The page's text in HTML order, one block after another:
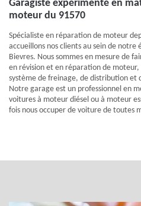
Garagiste expérimenté en
moteur du 91570
Spécialiste en réparation de moteur
accueillons nos clients au sein de notre
Bievres. Nous sommes en mesure de
en révision et en réparation de
système de freinage, de distribution et
Notre garage est un professionnel en
voitures à moteur diésel ou à moteur
fois nous occuper de voiture de toutes